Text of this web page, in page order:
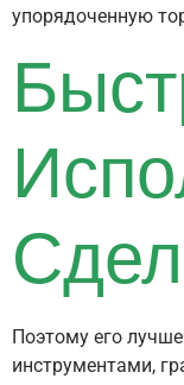
упорядоченную
Поэтому его
инструментами,